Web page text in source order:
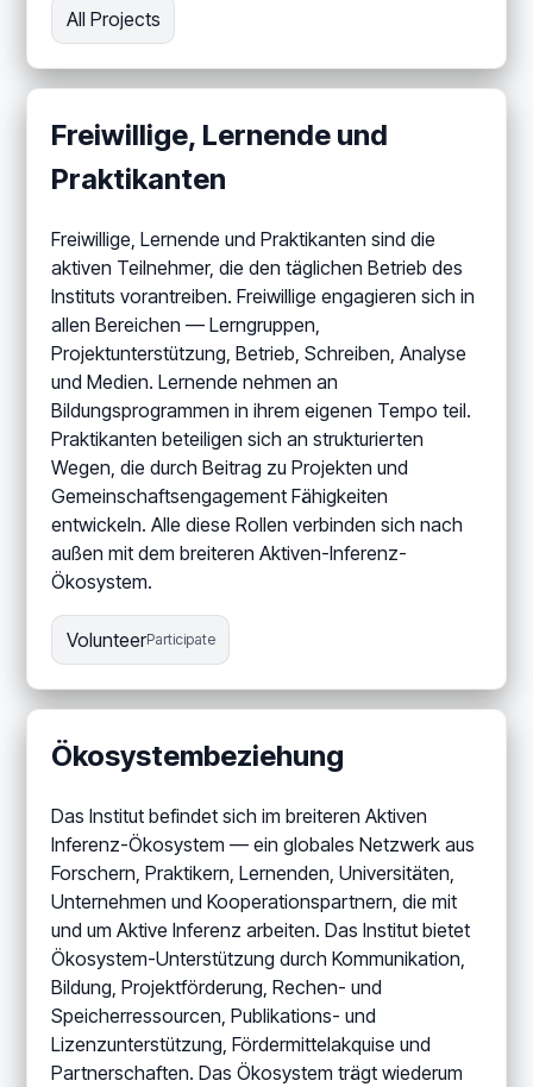
All Projects
Freiwillige, Lernende und
Praktikanten
Freiwillige, Lernende und Praktikanten sind die
aktiven Teilnehmer, die den täglichen Betrieb des
Instituts vorantreiben. Freiwillige engagieren sich in
allen Bereichen — Lerngruppen,
Projektunterstützung, Betrieb, Schreiben, Analyse
und Medien. Lernende nehmen an
Bildungsprogrammen in ihrem eigenen Tempo teil.
Praktikanten beteiligen sich an strukturierten
Wegen, die durch Beitrag zu Projekten und
Gemeinschaftsengagement Fähigkeiten
entwickeln. Alle diese Rollen verbinden sich nach
außen mit dem breiteren Aktiven-Inferenz-
Ökosystem.
VolunteerParticipate
Ökosystembeziehung
Das Institut befindet sich im breiteren Aktiven
Inferenz-Ökosystem — ein globales Netzwerk aus
Forschern, Praktikern, Lernenden, Universitäten,
Unternehmen und Kooperationspartnern, die mit
und um Aktive Inferenz arbeiten. Das Institut bietet
Ökosystem-Unterstützung durch Kommunikation,
Bildung, Projektförderung, Rechen- und
Speicherressourcen, Publikations- und
Lizenzunterstützung, Fördermittelakquise und
Partnerschaften. Das Ökosystem trägt wiederum